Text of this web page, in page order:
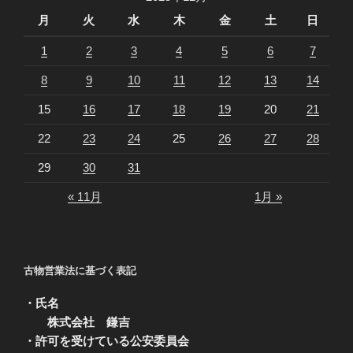
月
火 水 木 金 土 日
1 2 3 4 5 6 7
8 9 10 11 12 13 14
15 16 17 18 19 20 21
22 23 24 25 26 27 28
29 30 31
« 11月 1月 »
古物営業法に基づく表記
・氏名
株式会社 鎌吉
・許可を受けている公安委員会